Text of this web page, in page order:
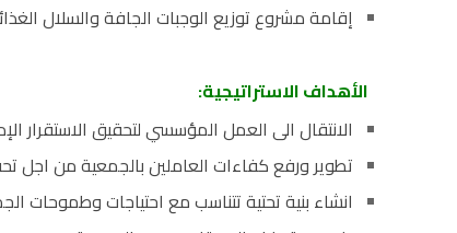
إقامة مشروع توزيع الوجبات الجافة والسلال
الأهداف الاستراتيجية:
الانتقال الى العمل المؤسسي لتحقيق الاستقرار
تطوير ورفع كفاءات العاملين بالجمعية من اجل
انشاء بنية تحتية تتناسب مع احتياجات وطموحات